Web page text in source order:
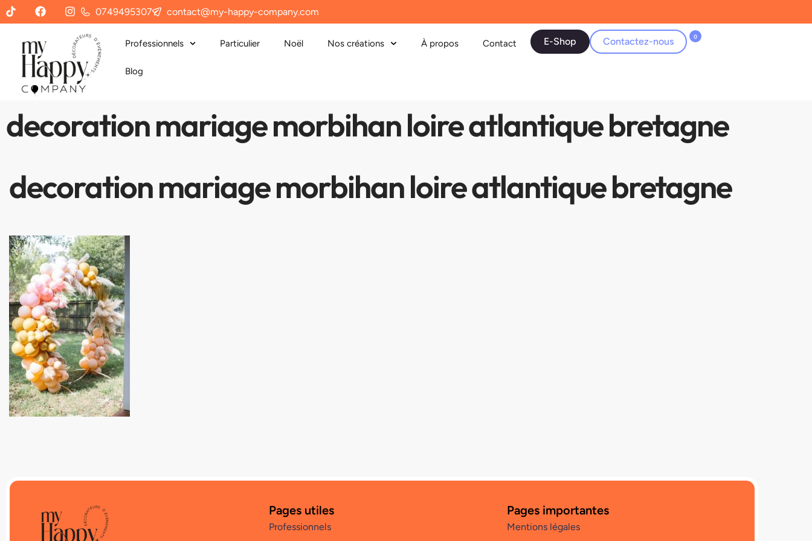
0749495307 contact@my-happy-company.com
Professionnels Particulier Noël Nos créations À propos Contact
Blog
E-Shop Contactez-nous 0
decoration mariage morbihan loire atlantique bretagne
decoration mariage morbihan loire atlantique bretagne
Pages utiles
Professionnels
Pages importantes
Mentions légales